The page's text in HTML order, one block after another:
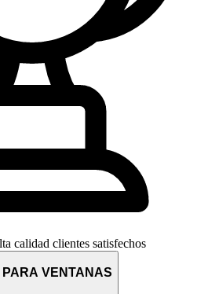
calidad clientes satisfechos
VENTANAS